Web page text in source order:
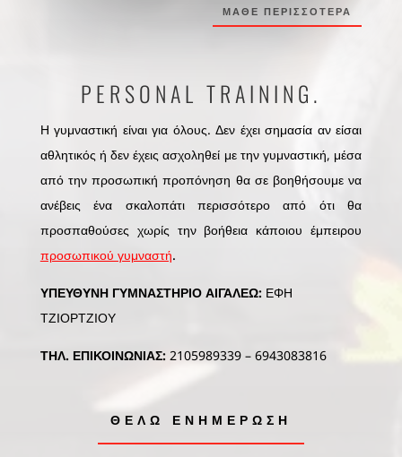
ΜΑΘΕ ΠΕΡΙΣΣΟΤΕΡΑ
PERSONAL TRAINING.
Η γυμναστική είναι για όλους. Δεν έχει σημασία αν είσαι
αθλητικός ή δεν έχεις ασχοληθεί με την γυμναστική, μέσα
από την προσωπική προπόνηση θα σε βοηθήσουμε να
ανέβεις ένα σκαλοπάτι περισσότερο από ότι θα
προσπαθούσες χωρίς την βοήθεια κάποιου έμπειρου
προσωπικού γυμναστή.
ΥΠΕΥΘΥΝΗ ΓΥΜΝΑΣΤΗΡΙΟ ΑΙΓΑΛΕΩ:ΕΦΗ
ΤΖΙΟΡΤΖΙΟΥ
ΤΗΛ. ΕΠΙΚΟΙΝΩΝΙΑΣ:2105989339 – 6943083816
ΘΕΛΩ ΕΝΗΜΕΡΩΣΗ